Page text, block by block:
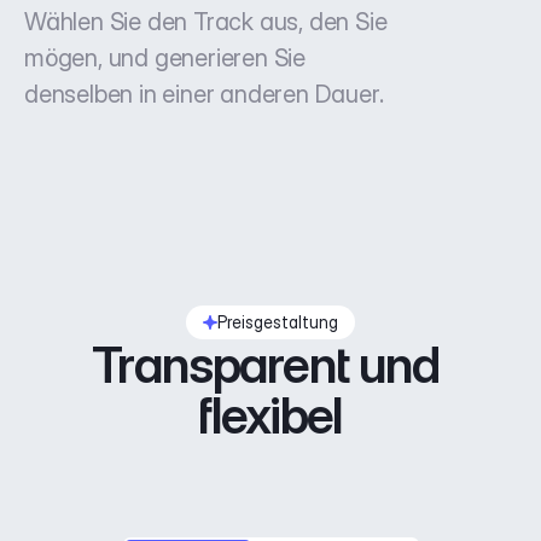
Wählen Sie den Track aus, den Sie
mögen, und generieren Sie
denselben in einer anderen Dauer.
Preisgestaltung
Transparent und
flexibel